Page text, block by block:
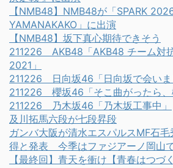
【NMB48】NMB48が「SPARK
YAMANAKAKO」に出演
【NMB48】坂下真心期待できそう
211226 AKB48「AKB48 チーム対
2021」
211226 日向坂46「日向坂で会いま
211226 櫻坂46「そこ曲がったら、
211226 乃木坂46「乃木坂工事中」
及川拓馬六段が七段昇段
ガンバ大阪が清水エスパルスMF石
得と発表 今季はファジアーノ岡山
【最終回】青天を衝け【青春はつづく